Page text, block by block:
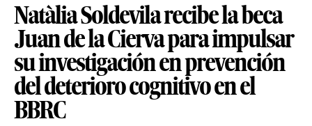
Natàlia Soldevila recibe la beca
Juan de la Cierva para impulsar
su investigación en prevención
del deterioro cognitivo en el
BBRC